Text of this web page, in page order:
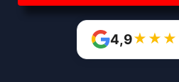
4,9★ ★ ★